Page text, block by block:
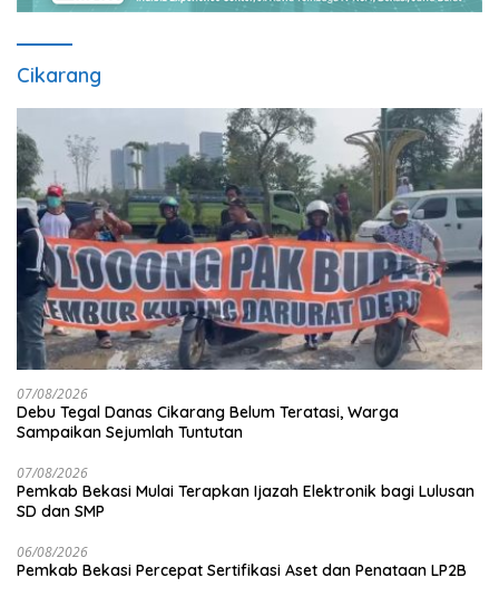
Cikarang
07/08/2026
Debu Tegal Danas Cikarang Belum Teratasi, Warga
Sampaikan Sejumlah Tuntutan
07/08/2026
Pemkab Bekasi Mulai Terapkan Ijazah Elektronik bagi Lulusan
SD dan SMP
06/08/2026
Pemkab Bekasi Percepat Sertifikasi Aset dan Penataan LP2B